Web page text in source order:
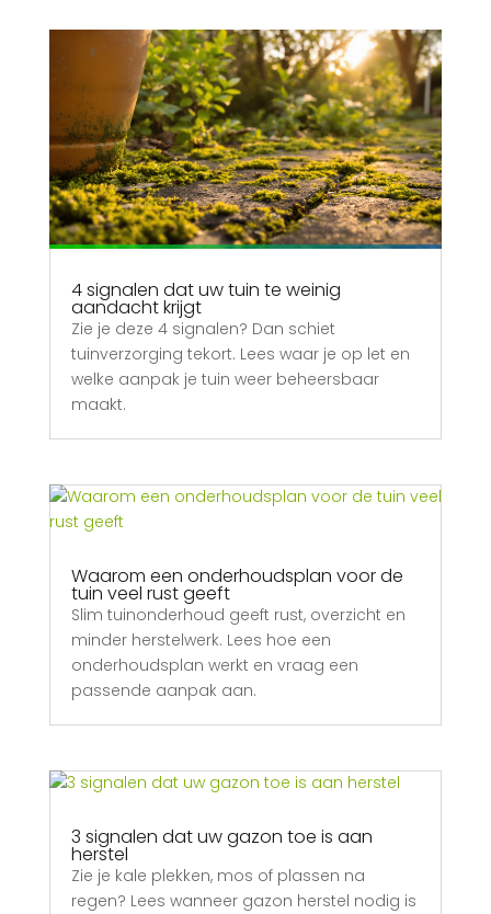
4 signalen dat uw tuin te weinig
aandacht krijgt
Zie je deze 4 signalen? Dan schiet
tuinverzorging tekort. Lees waar je op let en
welke aanpak je tuin weer beheersbaar
maakt.
Waarom een onderhoudsplan voor de
tuin veel rust geeft
Slim tuinonderhoud geeft rust, overzicht en
minder herstelwerk. Lees hoe een
onderhoudsplan werkt en vraag een
passende aanpak aan.
3 signalen dat uw gazon toe is aan
herstel
Zie je kale plekken, mos of plassen na
regen? Lees wanneer gazon herstel nodig is